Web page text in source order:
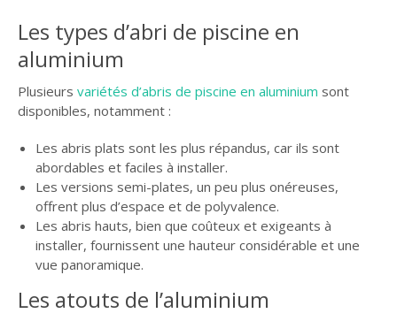
Les types d’abri de piscine en
aluminium
Plusieurs variétés d’abris de piscine en aluminium sont
disponibles, notamment :
Les abris plats sont les plus répandus, car ils sont
abordables et faciles à installer.
Les versions semi-plates, un peu plus onéreuses,
offrent plus d’espace et de polyvalence.
Les abris hauts, bien que coûteux et exigeants à
installer, fournissent une hauteur considérable et une
vue panoramique.
Les atouts de l’aluminium